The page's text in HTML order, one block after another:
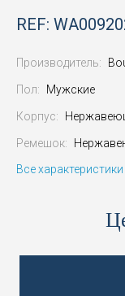
REF:
Производитель:
Пол: Мужские
Корпус:
Ремешок:
Все характеристики